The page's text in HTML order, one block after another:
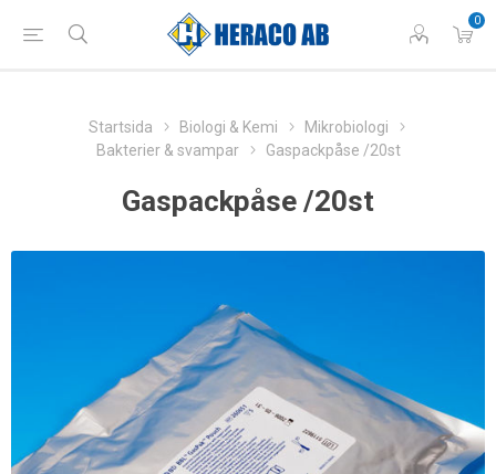
0
Startsida Biologi & Kemi
Mikrobiologi
Bakterier & svampar
Gaspackpåse /20st
Gaspackpåse /20st